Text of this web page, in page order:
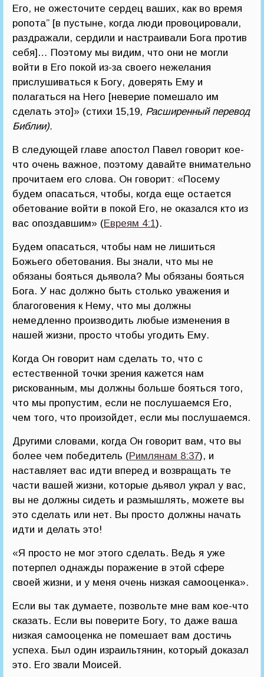
Его, не ожесточите сердец ваших, как во время
ропота” [в пустыне, когда люди провоцировали,
раздражали, сердили и настраивали Бога против
себя]… Поэтому мы видим, что они не могли
войти в Его покой из-за своего нежелания
прислушиваться к Богу, доверять Ему и
полагаться на Него [неверие помешало им
сделать это]» (стихи 15,19, Расширенный перевод
Библии).
В следующей главе апостол Павел говорит кое-
что очень важное, поэтому давайте внимательно
прочитаем его слова. Он говорит: «Посему
будем опасаться, чтобы, когда еще остается
обетование войти в покой Его, не оказался кто из
вас опоздавшим» (Евреям 4:1).
Будем опасаться, чтобы нам не лишиться
Божьего обетования. Вы знали, что мы не
обязаны бояться дьявола? Мы обязаны бояться
Бога. У нас должно быть столько уважения и
благоговения к Нему, что мы должны
немедленно производить любые изменения в
нашей жизни, просто чтобы угодить Ему.
Когда Он говорит нам сделать то, что с
естественной точки зрения кажется нам
рискованным, мы должны больше бояться того,
что мы пропустим, если не послушаемся Его,
чем того, что произойдет, если мы послушаемся.
Другими словами, когда Он говорит вам, что вы
более чем победитель (Римлянам 8:37), и
наставляет вас идти вперед и возвращать те
части вашей жизни, которые дьявол украл у вас,
вы не должны сидеть и размышлять, можете вы
это сделать или нет. Вы просто должны начать
идти и делать это!
«Я просто не мог этого сделать. Ведь я уже
потерпел однажды поражение в этой сфере
своей жизни, и у меня очень низкая самооценка».
Если вы так думаете, позвольте мне вам кое-что
сказать. Если вы поверите Богу, то даже ваша
низкая самооценка не помешает вам достичь
успеха. Был один израильтянин, который доказал
это. Его звали Моисей.